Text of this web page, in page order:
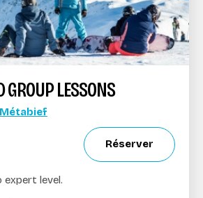
LESSONS
Métabief
Réserver
expert level.